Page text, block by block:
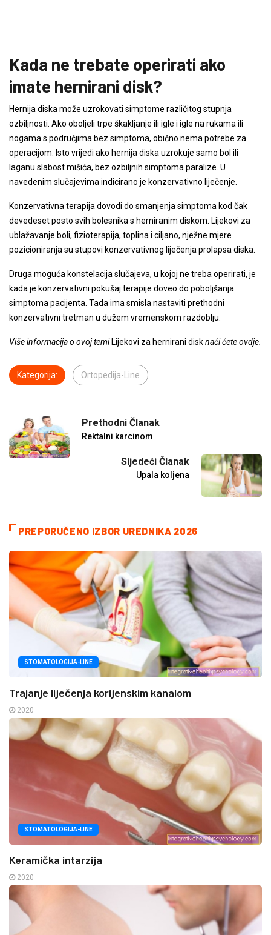
Kada ne trebate operirati ako
imate hernirani disk?
Hernija diska može uzrokovati simptome različitog stupnja
ozbiljnosti. Ako oboljeli trpe škakljanje ili igle i igle na rukama ili
nogama s područjima bez simptoma, obično nema potrebe za
operacijom. Isto vrijedi ako hernija diska uzrokuje samo bol ili
laganu slabost mišića, bez ozbiljnih simptoma paralize. U
navedenim slučajevima indicirano je konzervativno liječenje.
Konzervativna terapija dovodi do smanjenja simptoma kod čak
devedeset posto svih bolesnika s herniranim diskom. Lijekovi za
ublažavanje boli, fizioterapija, toplina i ciljano, nježne mjere
pozicioniranja su stupovi konzervativnog liječenja prolapsa diska.
Druga moguća konstelacija slučajeva, u kojoj ne treba operirati, je
kada je konzervativni pokušaj terapije doveo do poboljšanja
simptoma pacijenta. Tada ima smisla nastaviti prethodni
konzervativni tretman u dužem vremenskom razdoblju.
Više informacija o ovoj temi Lijekovi za hernirani disknaći ćete ovdje.
Kategorija: Ortopedija-Line
Prethodni Članak
Rektalni karcinom
Sljedeći Članak
Upala koljena
PREPORUČENO IZBOR UREDNIKA 2026
STOMATOLOGIJA-LINE
Trajanje liječenja korijenskim kanalom
2020
STOMATOLOGIJA-LINE
Keramička intarzija
2020